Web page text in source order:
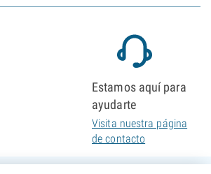
Estamos aquí para
ayudarte
Visita nuestra página
de contacto